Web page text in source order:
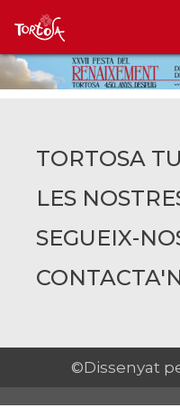
TORTOSA
LES
SEGUEIX-
©Dissenyat